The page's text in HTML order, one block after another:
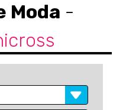
Moda -